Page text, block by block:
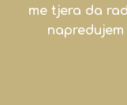
me tjera da